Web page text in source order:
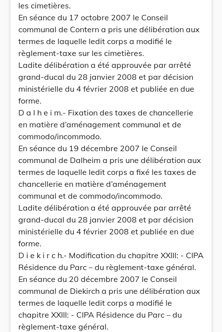
les cimetières.
En séance du 17 octobre 2007 le Conseil
communal de Contern a pris une délibération aux
termes de laquelle ledit corps a modifié le
règlement-taxe sur les cimetières.
Ladite délibération a été approuvée par arrêté
grand-ducal du 28 janvier 2008 et par décision
ministérielle du 4 février 2008 et publiée en due
forme.
D a l h e i m.- Fixation des taxes de chancellerie
en matière d’aménagement communal et de
commodo/incommodo.
En séance du 19 décembre 2007 le Conseil
communal de Dalheim a pris une délibération aux
termes de laquelle ledit corps a fixé les taxes de
chancellerie en matière d’aménagement
communal et de commodo/incommodo.
Ladite délibération a été approuvée par arrêté
grand-ducal du 28 janvier 2008 et par décision
ministérielle du 4 février 2008 et publiée en due
forme.
D i e k i r c h.- Modification du chapitre XXIII: - CIPA
Résidence du Parc – du règlement-taxe général.
En séance du 20 décembre 2007 le Conseil
communal de Diekirch a pris une délibération aux
termes de laquelle ledit corps a modifié le
chapitre XXIII: - CIPA Résidence du Parc – du
règlement-taxe général.